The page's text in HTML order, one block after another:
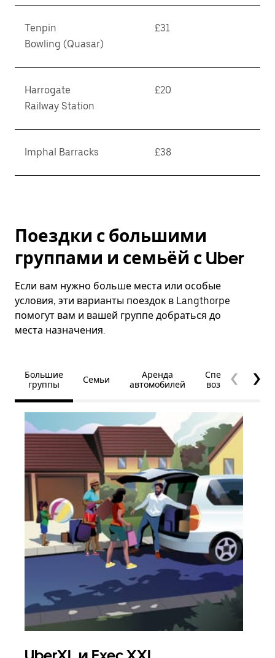
Tenpin
Bowling (Quasar)
£31
Harrogate
Railway Station
£20
Imphal Barracks £38
Поездки с большими
группами и семьёй с Uber
Если вам нужно больше места или особые
условия, эти варианты поездок в Langthorpe
помогут вам и вашей группе добраться до
места назначения.
Большие
группы
Семьи
Аренда
автомобилей
Специальные
возможности